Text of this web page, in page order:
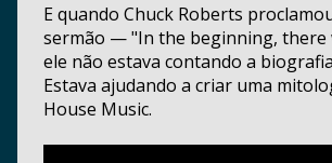
E quando Chuck Roberts
sermão — "In the beginning, there
ele não estava contando a
Estava ajudando a criar uma
House Music.